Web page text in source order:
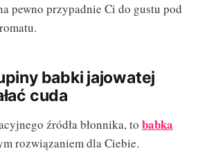
pewno przypadnie Ci do gustu pod
babki jajowatej
cuda
źródła błonnika, to babka
rozwiązaniem dla Ciebie.